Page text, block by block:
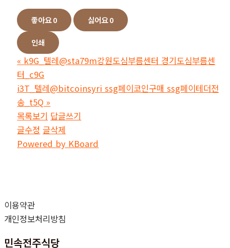
좋아요0 싫어요0
인쇄
« k9G_텔레@sta79m강원도심부름센터 경기도심부름센
터_c9G
i3T_텔레@bitcoinsyri ssg페이코인구매 ssg페이테더전
송_t5Q »
목록보기 답글쓰기
글수정 글삭제
Powered by KBoard
이용약관
개인정보처리방침
민속전주식당